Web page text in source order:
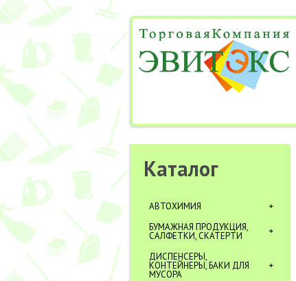
Каталог
АВТОХИМИЯ
БУМАЖНАЯ ПРОДУКЦИЯ,
САЛФЕТКИ, СКАТЕРТИ
ДИСПЕНСЕРЫ,
КОНТЕЙНЕРЫ, БАКИ ДЛЯ
МУСОРА